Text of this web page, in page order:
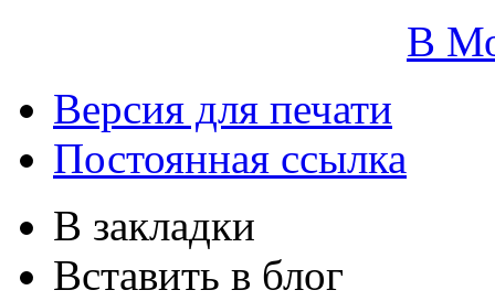
В
Версия для печати
Постоянная ссылка
В закладки
Вставить в блог